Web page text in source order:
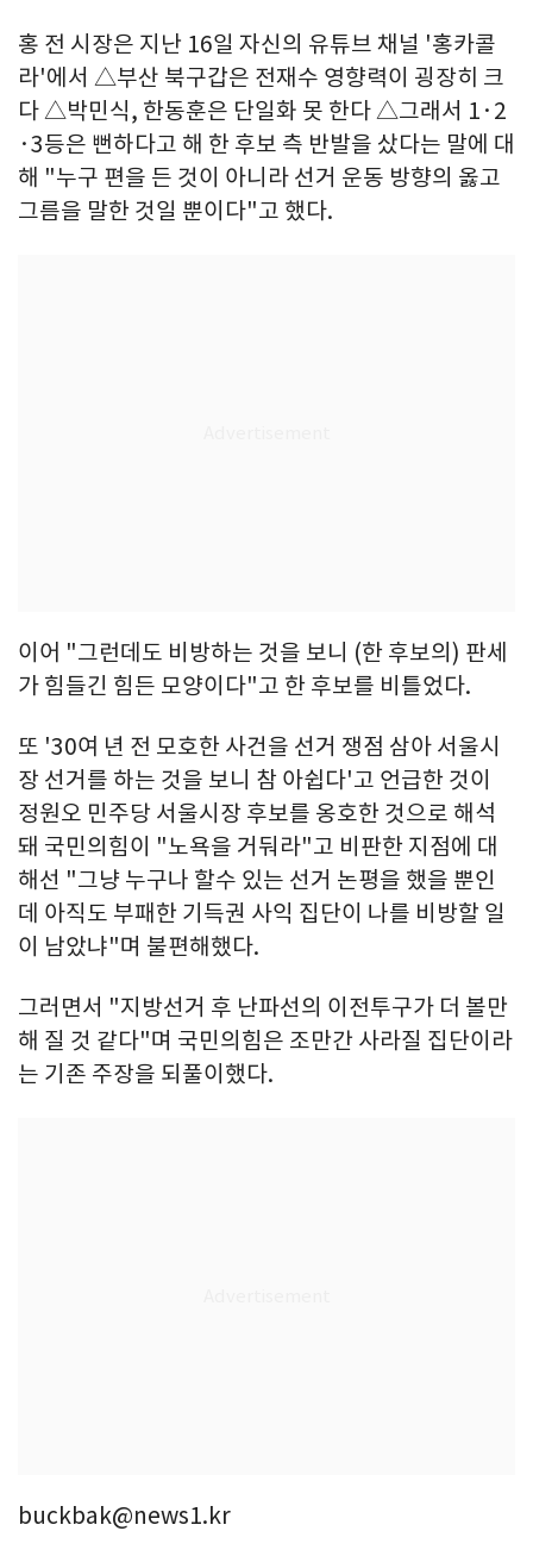
홍 전 시장은 지난 16일 자신의 유튜브 채널 '홍카콜
라'에서 △부산 북구갑은 전재수 영향력이 굉장히 크
다 △박민식, 한동훈은 단일화 못 한다 △그래서 1·2
·3등은 뻔하다고 해 한 후보 측 반발을 샀다는 말에 대
해 "누구 편을 든 것이 아니라 선거 운동 방향의 옳고
그름을 말한 것일 뿐이다"고 했다.
이어 "그런데도 비방하는 것을 보니 (한 후보의) 판세
가 힘들긴 힘든 모양이다"고 한 후보를 비틀었다.
또 '30여 년 전 모호한 사건을 선거 쟁점 삼아 서울시
장 선거를 하는 것을 보니 참 아쉽다'고 언급한 것이
정원오 민주당 서울시장 후보를 옹호한 것으로 해석
돼 국민의힘이 "노욕을 거둬라"고 비판한 지점에 대
해선 "그냥 누구나 할수 있는 선거 논평을 했을 뿐인
데 아직도 부패한 기득권 사익 집단이 나를 비방할 일
이 남았냐"며 불편해했다.
그러면서 "지방선거 후 난파선의 이전투구가 더 볼만
해 질 것 같다"며 국민의힘은 조만간 사라질 집단이라
는 기존 주장을 되풀이했다.
buckbak@news1.kr